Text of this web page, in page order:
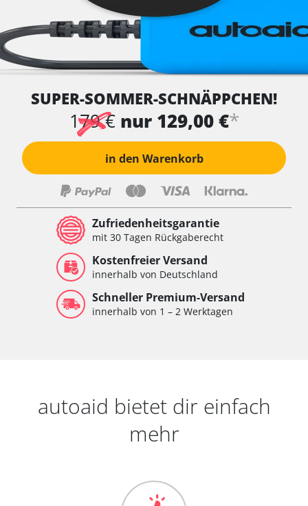
SUPER-SOMMER-SCHNÄPPCHEN!
179 € nur 129,00 €*
in den Warenkorb
Zufriedenheitsgarantie
mit 30 Tagen Rückgaberecht
Kostenfreier Versand
innerhalb von Deutschland
Schneller Premium-Versand
innerhalb von 1 – 2 Werktagen
autoaid bietet dir einfach
mehr